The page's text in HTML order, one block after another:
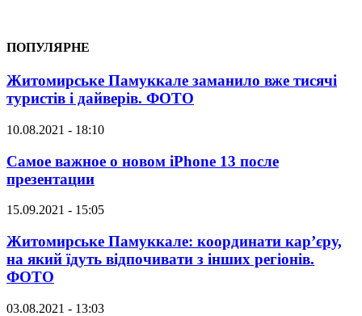
ПОПУЛЯРНЕ
Житомирське Памуккале заманило вже тисячі
туристів і дайверів. ФОТО
10.08.2021 - 18:10
Самое важное о новом iPhone 13 после
презентации
15.09.2021 - 15:05
Житомирське Памуккале: координати кар’єру,
на який їдуть відпочивати з інших регіонів.
ФОТО
03.08.2021 - 13:03